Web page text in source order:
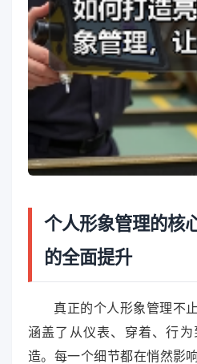
个人形象管理的核
的全面提升
真正的个人形象管理不
涵盖了从仪表、穿着、行
造。每一个细节都在悄然影